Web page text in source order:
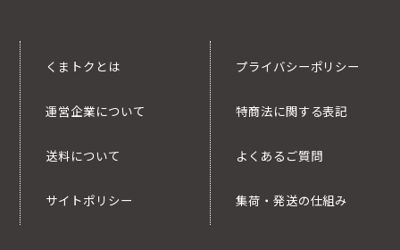
くまトクとは
運営企業について
送料について
サイトポリシー
プライバシーポリシー
特商法に関する表記
よくあるご質問
集荷・発送の仕組み